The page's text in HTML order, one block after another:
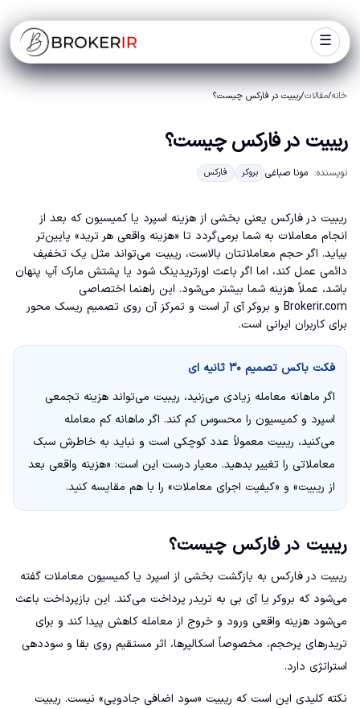
☰
خانه/مقالات/ریبیت در فارکس چیست؟
ریبیت در فارکس چیست؟
نویسنده: مونا صباغی بروکر فارکس
ریبیت در فارکس یعنی بخشی از هزینه اسپرد یا کمیسیون که بعد از
انجام معاملات به شما برمی‌گردد تا «هزینه واقعی هر ترید» پایین‌تر
بیاید. اگر حجم معاملاتتان بالاست، ریبیت می‌تواند مثل یک تخفیف
دائمی عمل کند، اما اگر باعث اورتریدینگ شود یا پشتش مارک آپ پنهان
باشد، عملاً هزینه شما بیشتر می‌شود. این راهنما اختصاصی
Brokerir.com و بروکر آی آر است و تمرکز آن روی تصمیم ریسک محور
برای کاربران ایرانی است.
فکت باکس تصمیم ۳۰ ثانیه ای
اگر ماهانه معامله زیادی می‌زنید، ریبیت می‌تواند هزینه تجمعی
اسپرد و کمیسیون را محسوس کم کند. اگر ماهانه کم معامله
می‌کنید، ریبیت معمولاً عدد کوچکی است و نباید به خاطرش سبک
معاملاتی را تغییر بدهید. معیار درست این است: «هزینه واقعی بعد
از ریبیت» و «کیفیت اجرای معاملات» را با هم مقایسه کنید.
ریبیت در فارکس چیست؟
ریبیت در فارکس به بازگشت بخشی از اسپرد یا کمیسیون معاملات گفته
می‌شود که بروکر یا آی بی به تریدر پرداخت می‌کند. این بازپرداخت باعث
می‌شود هزینه واقعی ورود و خروج از معامله کاهش پیدا کند و برای
تریدرهای پرحجم، مخصوصاً اسکالپرها، اثر مستقیم روی بقا و سوددهی
استراتژی دارد.
نکته کلیدی این است که ریبیت «سود اضافی جادویی» نیست. ریبیت